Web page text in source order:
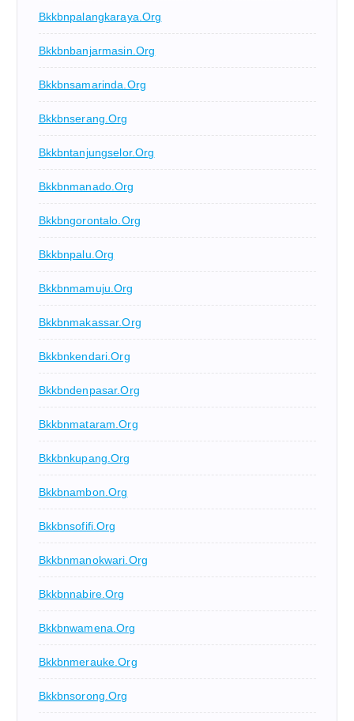
Bkkbnpalangkaraya.org
Bkkbnbanjarmasin.org
Bkkbnsamarinda.org
Bkkbnserang.org
Bkkbntanjungselor.org
Bkkbnmanado.org
Bkkbngorontalo.org
Bkkbnpalu.org
Bkkbnmamuju.org
Bkkbnmakassar.org
Bkkbnkendari.org
Bkkbndenpasar.org
Bkkbnmataram.org
Bkkbnkupang.org
Bkkbnambon.org
Bkkbnsofifi.org
Bkkbnmanokwari.org
Bkkbnnabire.org
Bkkbnwamena.org
Bkkbnmerauke.org
Bkkbnsorong.org